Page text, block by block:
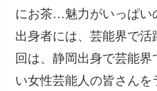
にお茶…魅力がいっぱい
出身者には、芸能界で
回は、静岡出身で芸能
い女性芸能人の皆さん